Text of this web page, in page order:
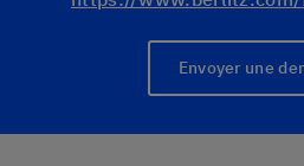
Envoyer une